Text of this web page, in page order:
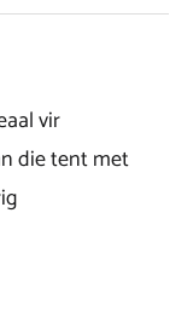
vir
die tent met